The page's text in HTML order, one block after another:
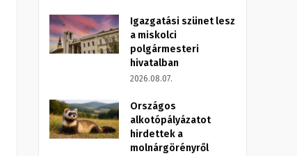
Igazgatási szünet lesz
a miskolci
polgármesteri
hivatalban
2026.08.07.
Országos
alkotópályázatot
hirdettek a
molnárgörényről